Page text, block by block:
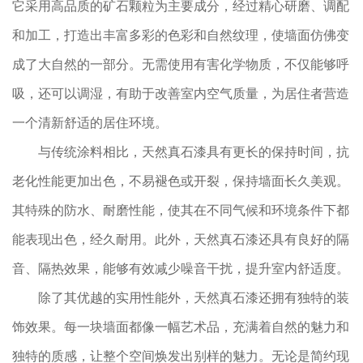
它采用高品质的矿石颗粒为主要成分，经过精心研磨、调配
和加工，打造出丰富多彩的色彩和自然纹理，使墙面仿佛变
成了大自然的一部分。无需使用有害化学物质，不仅能够呼
吸，还可以调湿，有助于改善室内空气质量，为居住者营造
一个清新舒适的居住环境。
与传统涂料相比，天然真石漆具有更长的保持时间，抗
老化性能更加出色，不易褪色或开裂，保持墙面长久美观。
其特殊的防水、耐磨性能，使其在不同气候和环境条件下都
能表现出色，经久耐用。此外，天然真石漆还具有良好的隔
音、隔热效果，能够有效减少噪音干扰，提升室内舒适度。
除了其优越的实用性能外，天然真石漆还拥有独特的装
饰效果。每一块墙面都像一幅艺术品，充满着自然的魅力和
独特的质感，让整个空间焕发出别样的魅力。无论是简约现